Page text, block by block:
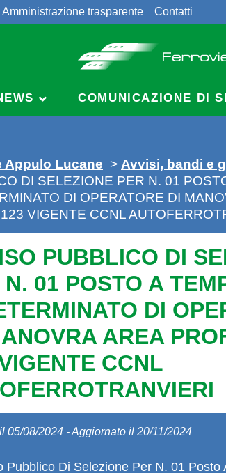
Amministrazione trasparente Contatti
COMUNICAZIONE DI
Appulo Lucane > Avvisi, bandi e
DI SELEZIONE PER N. 01
DI OPERATORE DI
VIGENTE CCNL
PUBBLICO DI
N. 01 POSTO A
DI
AREA
CCNL
05/08/2024 - Aggiornato il 20/11/2024
Pubblico Di Selezione Per N. 01 Posto